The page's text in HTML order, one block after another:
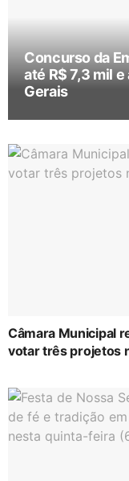
Concurso da
até R$ 7,3 mil
Gerais
Câmara Municipal
votar três projetos